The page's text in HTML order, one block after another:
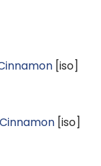
[iso]
[iso]